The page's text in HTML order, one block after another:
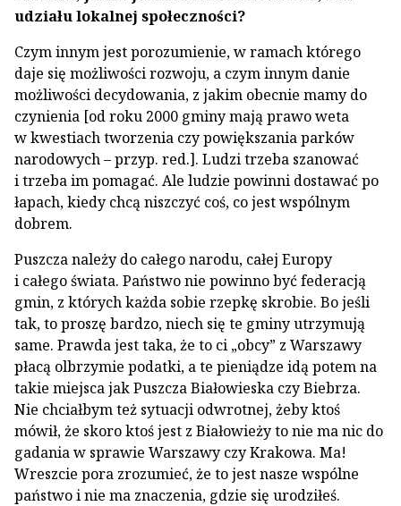
udziału lokalnej społeczności?
Czym innym jest porozumienie, w ramach którego
daje się możliwości rozwoju, a czym innym danie
możliwości decydowania, z jakim obecnie mamy do
czynienia [od roku 2000 gminy mają prawo weta
w kwestiach tworzenia czy powiększania parków
narodowych – przyp. red.]. Ludzi trzeba szanować
i trzeba im pomagać. Ale ludzie powinni dostawać po
łapach, kiedy chcą niszczyć coś, co jest wspólnym
dobrem.
Puszcza należy do całego narodu, całej Europy
i całego świata. Państwo nie powinno być federacją
gmin, z których każda sobie rzepkę skrobie. Bo jeśli
tak, to proszę bardzo, niech się te gminy utrzymują
same. Prawda jest taka, że to ci „obcy” z Warszawy
płacą olbrzymie podatki, a te pieniądze idą potem na
takie miejsca jak Puszcza Białowieska czy Biebrza.
Nie chciałbym też sytuacji odwrotnej, żeby ktoś
mówił, że skoro ktoś jest z Białowieży to nie ma nic do
gadania w sprawie Warszawy czy Krakowa. Ma!
Wreszcie pora zrozumieć, że to jest nasze wspólne
państwo i nie ma znaczenia, gdzie się urodziłeś.